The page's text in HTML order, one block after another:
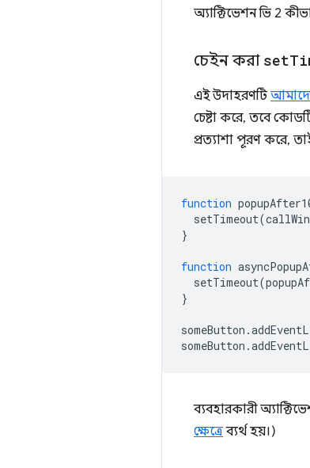
অ্যাক্টিভেশন ভি 2
চেইন করা set
এই উদাহরণটি
চেষ্টা করে, তবে
প্রত্যাশা পূরণ করে,
function
setTimeout(
}
function
setTimeout(
}
someButton .
someButton .
ব্যবহারকারী
ক্ষেত্রেব্যর্থ হয়।)